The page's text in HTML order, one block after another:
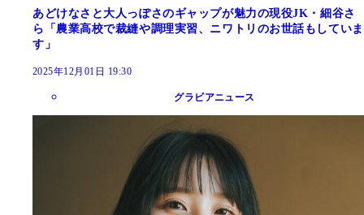
あどけなさと大人っぽさのギャップが魅力の現役JK・細谷さ
ら「農業高校で裁縫や調理実習、ニワトリのお世話もしていま
す」
2025年12月01日 19:30
グラビアニュース